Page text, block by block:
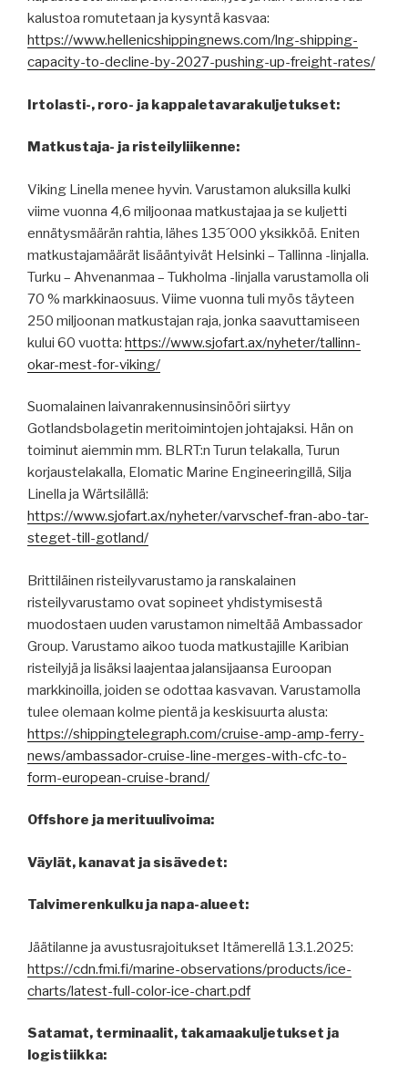
kalustoa romutetaan ja kysyntä kasvaa:
https://www.hellenicshippingnews.com/lng-shipping-
capacity-to-decline-by-2027-pushing-up-freight-rates/
Irtolasti-, roro- ja kappaletavarakuljetukset:
Matkustaja- ja risteilyliikenne:
Viking Linella menee hyvin. Varustamon aluksilla kulki
viime vuonna 4,6 miljoonaa matkustajaa ja se kuljetti
ennätysmäärän rahtia, lähes 135´000 yksikköä. Eniten
matkustajamäärät lisääntyivät Helsinki – Tallinna -linjalla.
Turku – Ahvenanmaa – Tukholma -linjalla varustamolla oli
70 % markkinaosuus. Viime vuonna tuli myös täyteen
250 miljoonan matkustajan raja, jonka saavuttamiseen
kului 60 vuotta: https://www.sjofart.ax/nyheter/tallinn-
okar-mest-for-viking/
Suomalainen laivanrakennusinsinööri siirtyy
Gotlandsbolagetin meritoimintojen johtajaksi. Hän on
toiminut aiemmin mm. BLRT:n Turun telakalla, Turun
korjaustelakalla, Elomatic Marine Engineeringillä, Silja
Linella ja Wärtsilällä:
https://www.sjofart.ax/nyheter/varvschef-fran-abo-tar-
steget-till-gotland/
Brittiläinen risteilyvarustamo ja ranskalainen
risteilyvarustamo ovat sopineet yhdistymisestä
muodostaen uuden varustamon nimeltää Ambassador
Group. Varustamo aikoo tuoda matkustajille Karibian
risteilyjä ja lisäksi laajentaa jalansijaansa Euroopan
markkinoilla, joiden se odottaa kasvavan. Varustamolla
tulee olemaan kolme pientä ja keskisuurta alusta:
https://shippingtelegraph.com/cruise-amp-amp-ferry-
news/ambassador-cruise-line-merges-with-cfc-to-
form-european-cruise-brand/
Offshore ja merituulivoima:
Väylät, kanavat ja sisävedet:
Talvimerenkulku ja napa-alueet:
Jäätilanne ja avustusrajoitukset Itämerellä 13.1.2025:
https://cdn.fmi.fi/marine-observations/products/ice-
charts/latest-full-color-ice-chart.pdf
Satamat, terminaalit, takamaakuljetukset ja
logistiikka: